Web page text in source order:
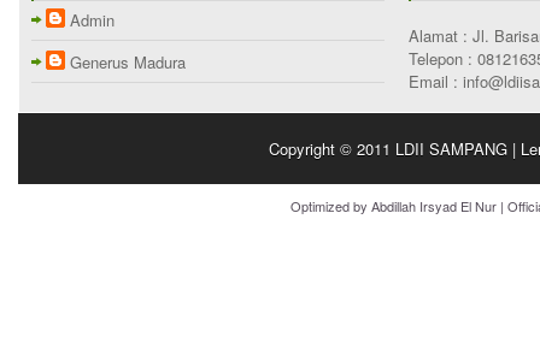
Admin
Generus Madura
Alamat : Jl.
Telepon :
Email :
Copyright © 2011 LDII SAMPANG |
Optimized by Abdillah Irsyad El Nur |